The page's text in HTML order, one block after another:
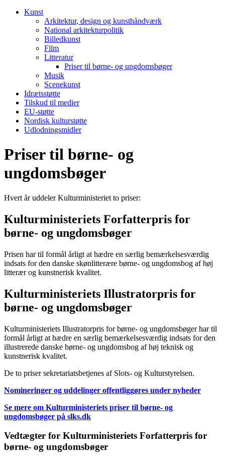
Kunst
Arkitektur, design og kunsthåndværk
National arkitekturpolitik
Billedkunst
Film
Litteratur
Priser til børne- og ungdomsbøger
Musik
Scenekunst
Idrætsstøtte
Tilskud til medier
EU-støtte
Nordisk kulturstøtte
Udlodningsmidler
Priser til børne- og
ungdomsbøger
Hvert år uddeler Kulturministeriet to priser:
Kulturministeriets Forfatterpris for
børne- og ungdomsbøger
Prisen har til formål årligt at hædre en særlig bemærkelsesværdig
indsats for den danske skønlitterære børne- og ungdomsbog af høj
litterær og kunstnerisk kvalitet.
Kulturministeriets Illustratorpris for
børne- og ungdomsbøger
Kulturministeriets Illustratorpris for børne- og ungdomsbøger har til
formål årligt at hædre en særlig bemærkelsesværdig indsats for den
illustrerede danske børne- og ungdomsbog af høj teknisk og
kunstnerisk kvalitet.
De to priser sekretariatsbetjenes af Slots- og Kulturstyrelsen.
Nomineringer og uddelinger offentliggøres under nyheder
Se mere om Kulturministeriets priser til børne- og
ungdomsbøger på slks.dk
Vedtægter for Kulturministeriets Forfatterpris for
børne- og ungdomsbøger